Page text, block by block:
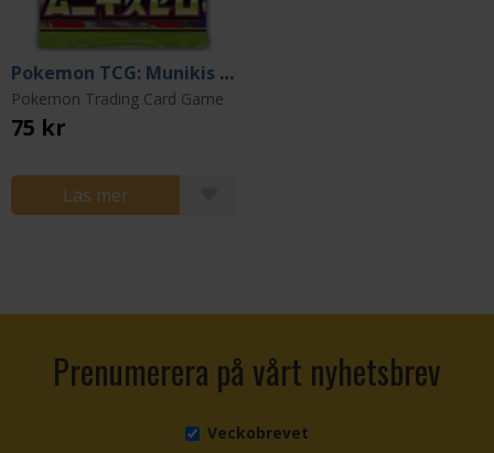
Pokemon TCG: Munikis Zero M3 Booster - Japansk
Pokemon Trading Card Game
75 kr
Läs mer
Prenumerera på vårt nyhetsbrev
Veckobrevet